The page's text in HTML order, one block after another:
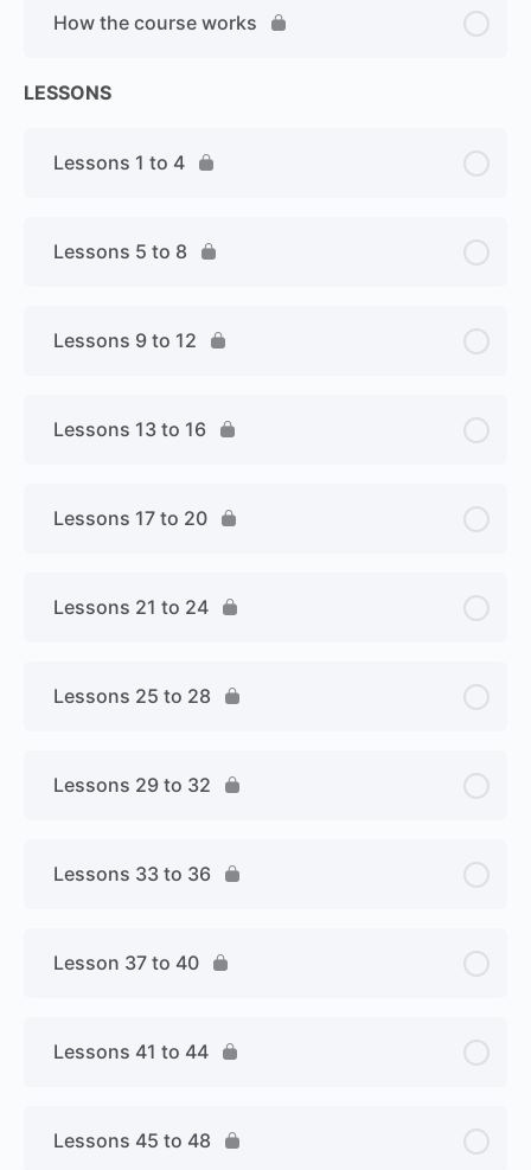
How the course works
LESSONS
Lessons 1 to 4
Lessons 5 to 8
Lessons 9 to 12
Lessons 13 to 16
Lessons 17 to 20
Lessons 21 to 24
Lessons 25 to 28
Lessons 29 to 32
Lessons 33 to 36
Lesson 37 to 40
Lessons 41 to 44
Lessons 45 to 48